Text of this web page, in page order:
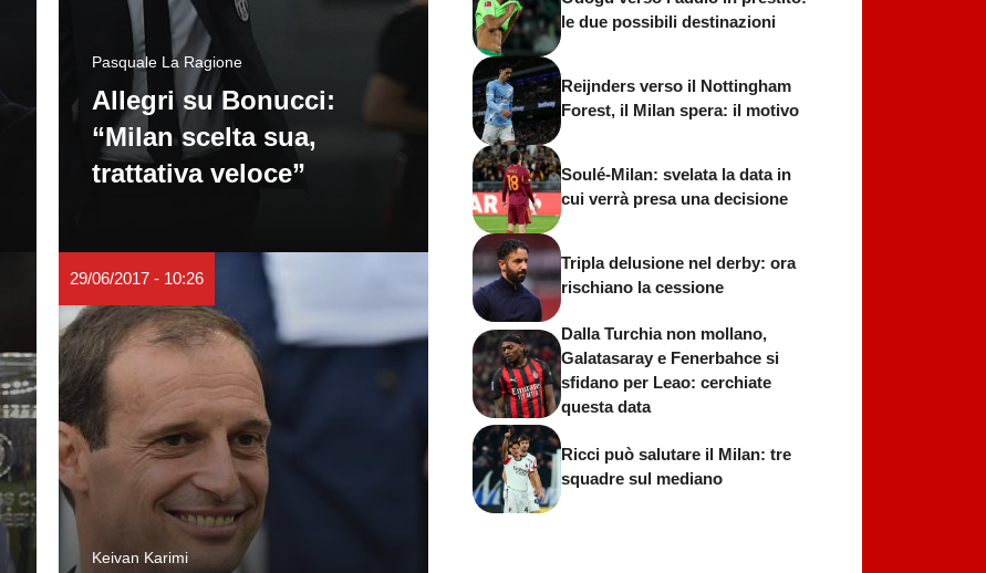
Pasquale La Ragione
Allegri su Bonucci:
“Milan scelta sua,
trattativa veloce”
29/06/2017 - 10:26
Keivan Karimi
le due possibili destinazioni
Reijnders verso il Nottingham
Forest, il Milan spera: il motivo
Soulé-Milan: svelata la data in
cui verrà presa una decisione
Tripla delusione nel derby: ora
rischiano la cessione
Dalla Turchia non mollano,
Galatasaray e Fenerbahce si
sfidano per Leao: cerchiate
questa data
Ricci può salutare il Milan: tre
squadre sul mediano